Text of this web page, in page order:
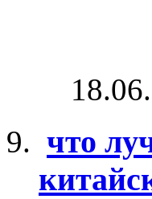
что